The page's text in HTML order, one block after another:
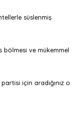
süslenmiş
bölmesi ve mükemmel
için aradığınız o